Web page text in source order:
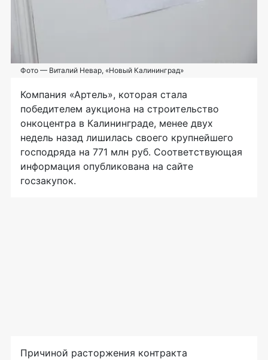
Фото — Виталий Невар, «Новый Калининград»
Компания «Артель», которая стала
победителем аукциона на строительство
онкоцентра в Калининграде, менее двух
недель назад лишилась своего крупнейшего
господряда на 771 млн руб. Соответствующая
информация опубликована на сайте
госзакупок.
Причиной расторжения контракта